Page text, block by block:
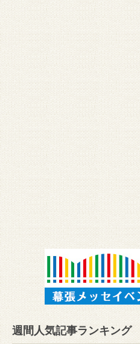
週間人気記事ランキング